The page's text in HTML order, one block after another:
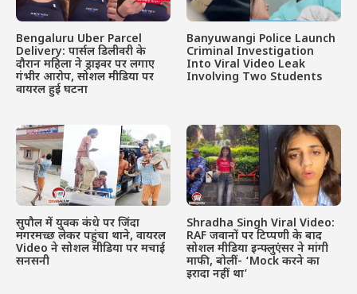
Bengaluru Uber Parcel
Delivery: पार्सल डिलीवरी के
दौरान महिला ने ड्राइवर पर लगाए
गंभीर आरोप, सोशल मीडिया पर
वायरल हुई घटना
Banyuwangi Police Launch
Criminal Investigation
Into Viral Video Leak
Involving Two Students
सुपौल में युवक कंधे पर जिंदा
मगरमच्छ लेकर पहुंचा थाने, वायरल
Video ने सोशल मीडिया पर मचाई
सनसनी
Shradha Singh Viral Video:
RAF जवानों पर टिप्पणी के बाद
सोशल मीडिया इन्फ्लुएंसर ने मांगी
माफी, बोलीं- ‘Mock करने का
इरादा नहीं था’